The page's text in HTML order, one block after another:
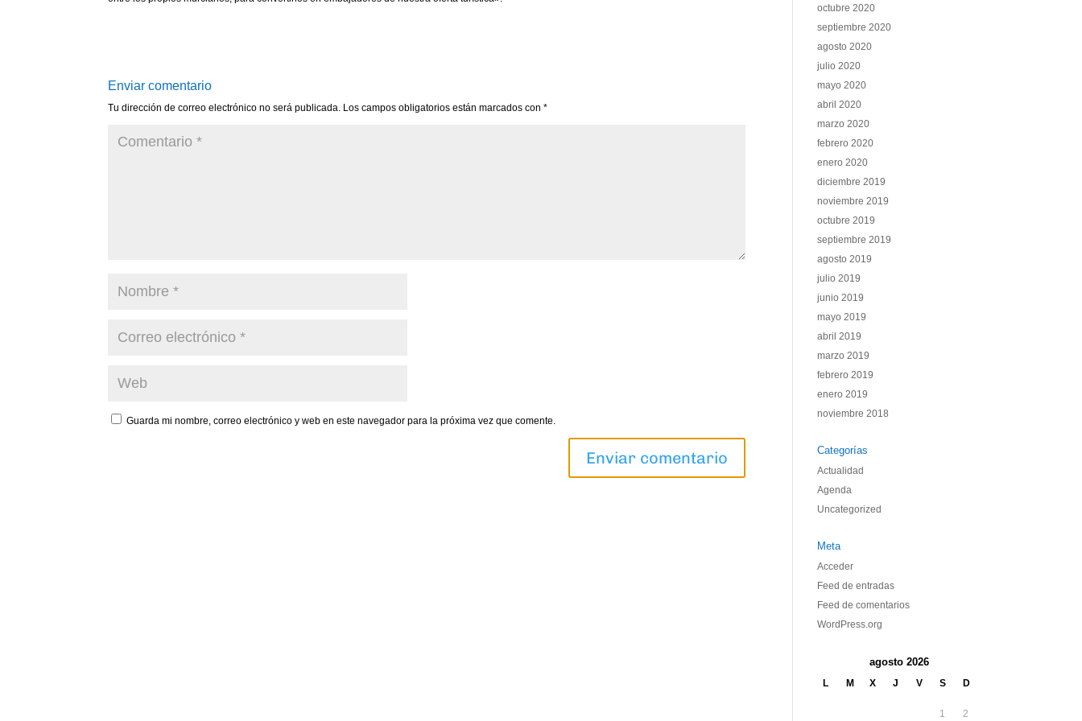
Enviar comentario
Tu dirección de correo electrónico no será publicada. Los campos obligatorios están marcados con*
Guarda mi nombre, correo electrónico y web en este navegador para la próxima vez que comente.
octubre 2020
septiembre 2020
agosto 2020
julio 2020
mayo 2020
abril 2020
marzo 2020
febrero 2020
enero 2020
diciembre 2019
noviembre 2019
octubre 2019
septiembre 2019
agosto 2019
julio 2019
junio 2019
mayo 2019
abril 2019
marzo 2019
febrero 2019
enero 2019
noviembre 2018
Categorías
Actualidad
Agenda
Uncategorized
Meta
Acceder
Feed de entradas
Feed de comentarios
WordPress.org
agosto 2026
L M X J V S D
1 2